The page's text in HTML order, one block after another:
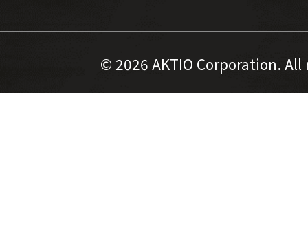
© 2026 AKTIO Corporation.